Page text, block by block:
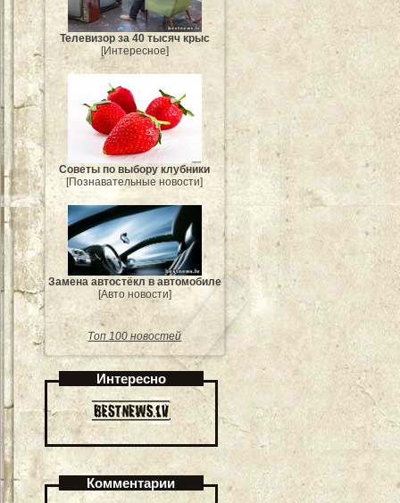
Телевизор за 40 тысяч крыс
[Интересное]
Советы по выбору клубники
[Познавательные новости]
Замена автостёкл в автомобиле
[Авто новости]
Топ 100 новостей
Интересно
Комментарии